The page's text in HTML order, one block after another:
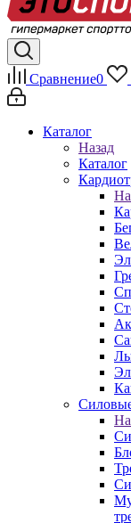
Сравнение0
Каталог
Назад
Каталог